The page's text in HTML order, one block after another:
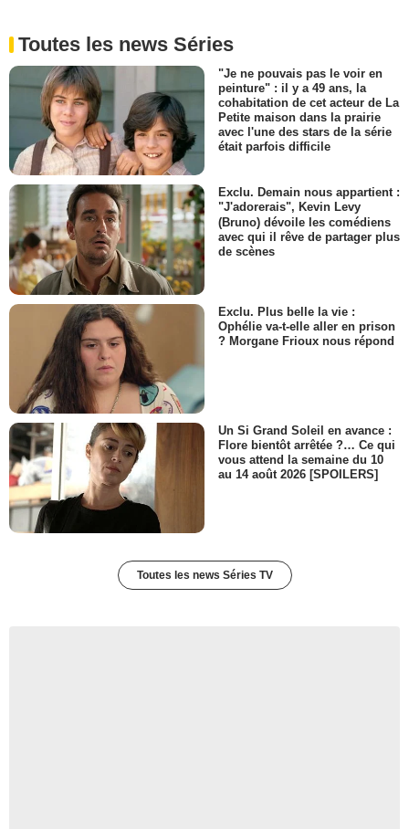
Toutes les news Séries
"Je ne pouvais pas le voir en
peinture" : il y a 49 ans, la
cohabitation de cet acteur de La
Petite maison dans la prairie
avec l'une des stars de la série
était parfois difficile
Exclu. Demain nous appartient :
"J'adorerais", Kevin Levy
(Bruno) dévoile les comédiens
avec qui il rêve de partager plus
de scènes
Exclu. Plus belle la vie :
Ophélie va-t-elle aller en prison
? Morgane Frioux nous répond
Un Si Grand Soleil en avance :
Flore bientôt arrêtée ?… Ce qui
vous attend la semaine du 10
au 14 août 2026 [SPOILERS]
Toutes les news Séries TV